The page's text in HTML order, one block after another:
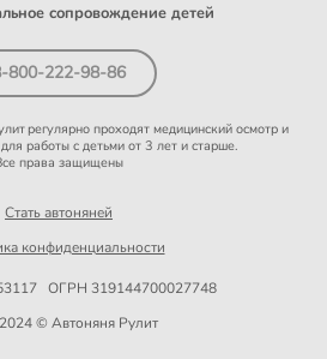
сопровождение детей
800-222-98-86
регулярно проходят медицинский осмотр и
работы с детьми от 3 лет и старше.
права защищены
Стать автоняней
конфиденциальности
ОГРН 319144700027748
© Автоняня Рулит